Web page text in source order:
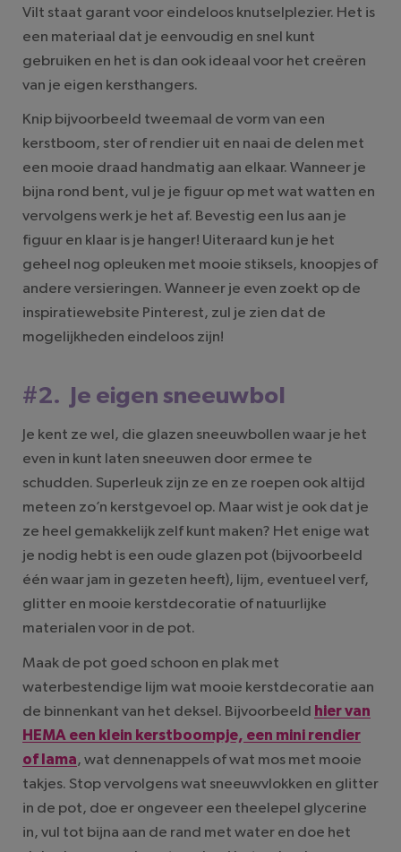
Vilt staat garant voor eindeloos knutselplezier. Het is
een materiaal dat je eenvoudig en snel kunt
gebruiken en het is dan ook ideaal voor het creëren
van je eigen kersthangers.
Knip bijvoorbeeld tweemaal de vorm van een
kerstboom, ster of rendier uit en naai de delen met
een mooie draad handmatig aan elkaar. Wanneer je
bijna rond bent, vul je je figuur op met wat watten en
vervolgens werk je het af. Bevestig een lus aan je
figuur en klaar is je hanger! Uiteraard kun je het
geheel nog opleuken met mooie stiksels, knoopjes of
andere versieringen. Wanneer je even zoekt op de
inspiratiewebsite Pinterest, zul je zien dat de
mogelijkheden eindeloos zijn!
#2. Je eigen sneeuwbol
Je kent ze wel, die glazen sneeuwbollen waar je het
even in kunt laten sneeuwen door ermee te
schudden. Superleuk zijn ze en ze roepen ook altijd
meteen zo’n kerstgevoel op. Maar wist je ook dat je
ze heel gemakkelijk zelf kunt maken? Het enige wat
je nodig hebt is een oude glazen pot (bijvoorbeeld
één waar jam in gezeten heeft), lijm, eventueel verf,
glitter en mooie kerstdecoratie of natuurlijke
materialen voor in de pot.
Maak de pot goed schoon en plak met
waterbestendige lijm wat mooie kerstdecoratie aan
de binnenkant van het deksel. Bijvoorbeeld hier van
HEMA een klein kerstboompje, een mini rendier
of lama, wat dennenappels of wat mos met mooie
takjes. Stop vervolgens wat sneeuwvlokken en glitter
in de pot, doe er ongeveer een theelepel glycerine
in, vul tot bijna aan de rand met water en doe het